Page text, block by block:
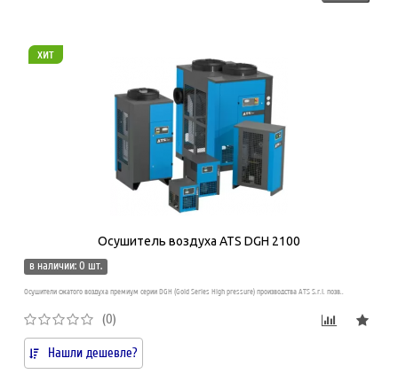
хит
Осушитель воздуха ATS DGH 2100
в наличии: 0 шт.
Осушители сжатого воздуха премиум серии DGH (Gold Series High pressure) производства ATS S.r.l. позв..
(0)
Нашли дешевле?